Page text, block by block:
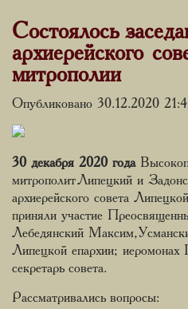
Состоялось
архиерейского
митрополии
Опубликовано 30.12.2020
30 декабря 2020 года
митрополит Липецкий и
архиерейского совета
приняли участие
Лебедянский Максим,
Липецкой епархии;
секретарь совета.
Рассматривались вопросы: